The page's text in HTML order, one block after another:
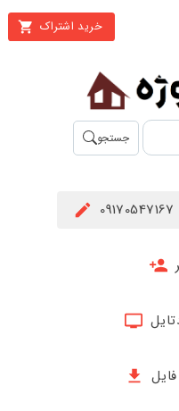
خرید اشتراک
جستجو